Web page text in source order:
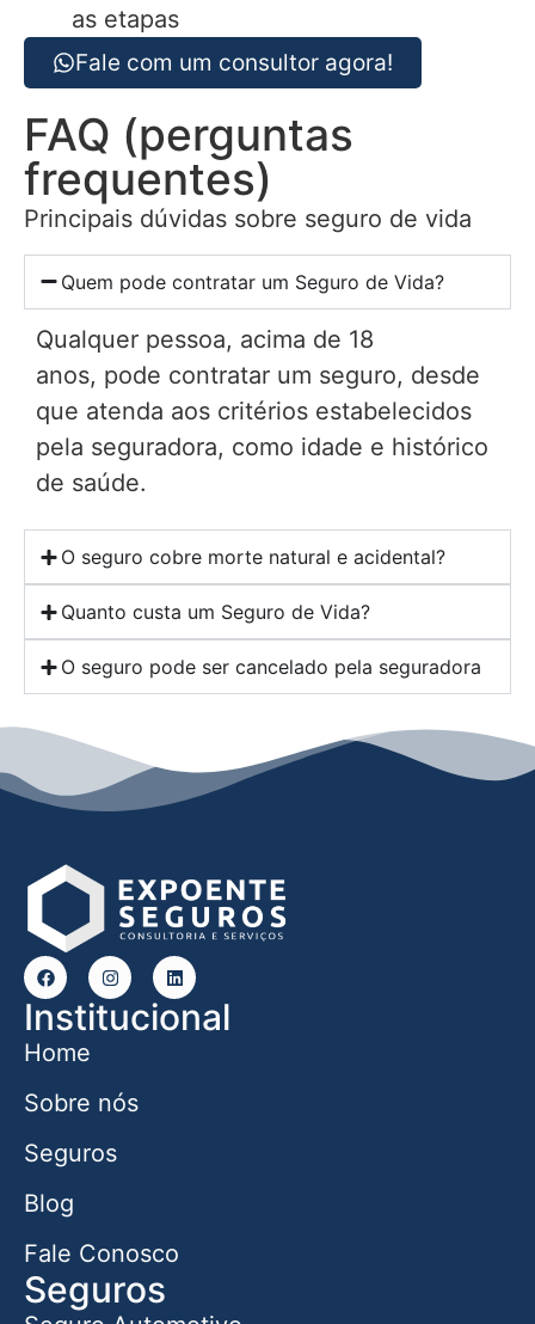
as etapas
Fale com um consultor agora!
FAQ (perguntas
frequentes)
Principais dúvidas sobre seguro de vida
Quem pode contratar um Seguro de Vida?
Qualquer pessoa, acima de 18
anos, pode contratar um seguro, desde
que atenda aos critérios estabelecidos
pela seguradora, como idade e histórico
de saúde.
O seguro cobre morte natural e acidental?
Quanto custa um Seguro de Vida?
O seguro pode ser cancelado pela seguradora
Institucional
Home
Sobre nós
Seguros
Blog
Fale Conosco
Seguros